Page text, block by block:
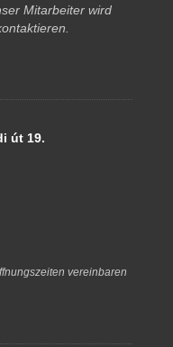
Mitarbeiter wird
út 19.
vereinbaren